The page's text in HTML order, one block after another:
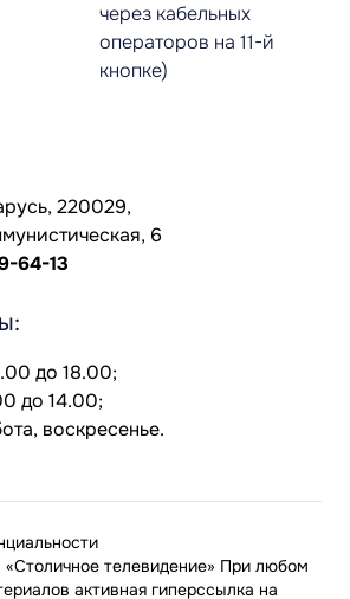
через кабельных
операторов на 11-й
кнопке)
220029,
6
64-13
до 18.00;
до 14.00;
воскресенье.
телевидение» При любом
активная гиперссылка на